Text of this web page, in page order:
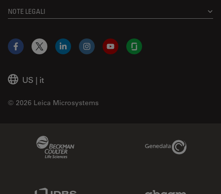
NOTE LEGALI
US | it
© 2026 Leica Microsystems
Facebook
X LinkedInInstagramYouTubeGlassdoor
Genedata Link
IDBS Link